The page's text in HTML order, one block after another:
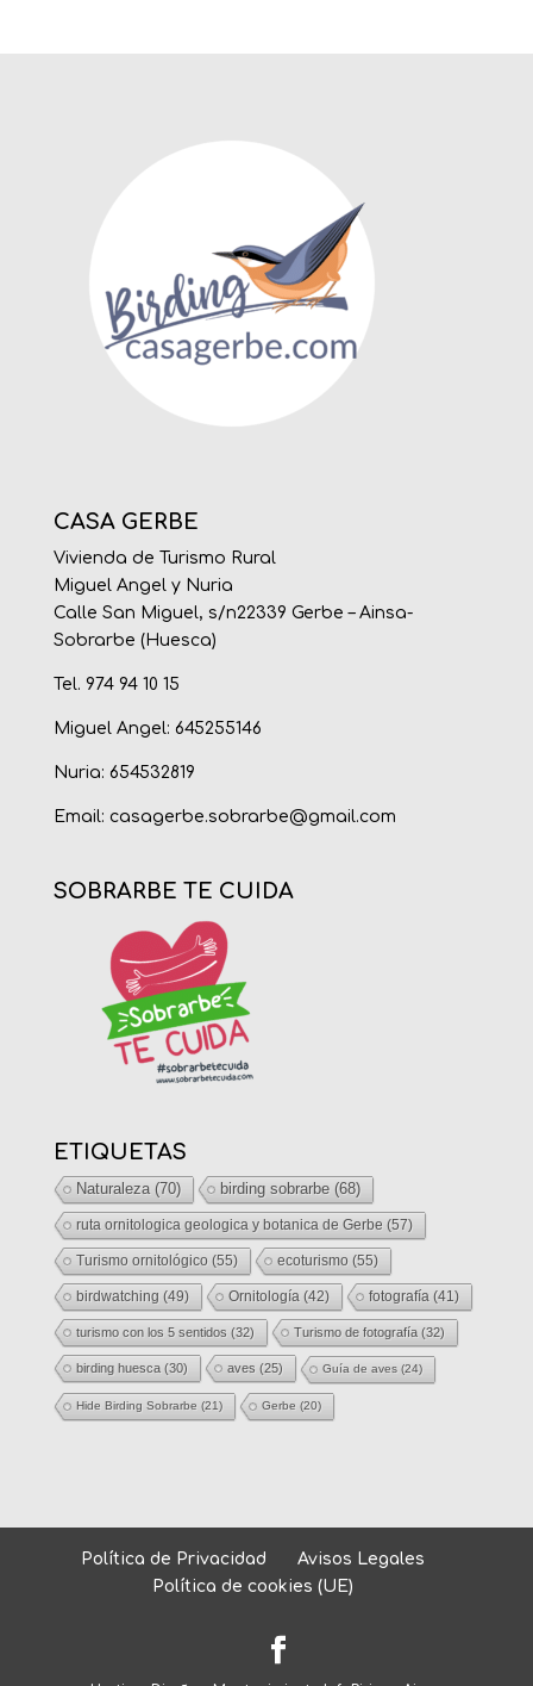
CASA GERBE
Vivienda de Turismo Rural
Miguel Angel y Nuria
Calle San Miguel, s/n22339 Gerbe – Ainsa-
Sobrarbe (Huesca)
Tel. 974 94 10 15
Miguel Angel: 645255146
Nuria: 654532819
Email: casagerbe.sobrarbe@gmail.com
SOBRARBE TE CUIDA
ETIQUETAS
Naturaleza(70) birding sobrarbe(68)
ruta ornitologica geologica y botanica de Gerbe (57)
Turismo ornitológico (55) ecoturismo (55)
birdwatching (49) Ornitología (42) fotografía (41)
turismo con los 5 sentidos (32) Turismo de fotografía(32)
birding huesca(30) aves (25) Guía de aves(24)
Hide Birding Sobrarbe (21) Gerbe (20)
Política de Privacidad
Avisos Legales
Política de cookies (UE)